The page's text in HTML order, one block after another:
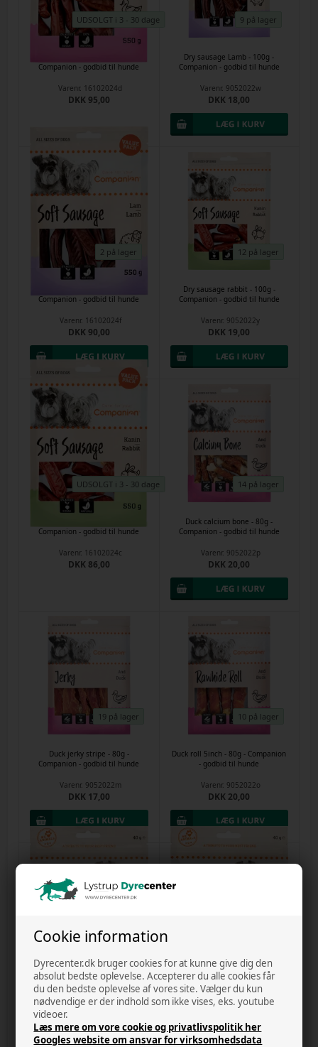
Cookie information
Dyrecenter.dk bruger cookies for at kunne give dig den
absolut bedste oplevelse. Accepterer du alle cookies får
du den bedste oplevelse af vores site. Vælger du kun
nødvendige er der indhold som ikke vises, eks. youtube
videoer.
Læs mere om vore cookie og privatlivspolitik her
Googles website om ansvar for virksomhedsdata
UDSOLGT i 3 - 30 dage
Companion - godbid til hunde
Varenr. 16102024d
DKK 95,00
9 på lager
Dry sausage Lamb - 100g -
Companion - godbid til hunde
Varenr. 9052022w
DKK 18,00
2 på lager
Companion - godbid til hunde
Varenr. 16102024f
DKK 90,00
12 på lager
Dry sausage rabbit - 100g -
Companion - godbid til hunde
Varenr. 9052022y
DKK 19,00
UDSOLGT i 3 - 30 dage
Companion - godbid til hunde
Varenr. 16102024c
DKK 86,00
14 på lager
Duck calcium bone - 80g -
Companion - godbid til hunde
Varenr. 9052022p
DKK 20,00
19 på lager
Duck jerky stripe - 80g -
Companion - godbid til hunde
Varenr. 9052022m
DKK 17,00
10 på lager
Duck roll 5inch - 80g - Companion
- godbid til hunde
Varenr. 9052022o
DKK 20,00
Freeze dried chicken hearts -
kyllingehjerte - 40g - Companion -
godbid til hunde
Varenr.25052025f
DKK 30,00
Freeze dried chicken liver-
kyllingelever - 40g - Companion -
godbid til hunde
Varenr.25052025g
DKK 20,00